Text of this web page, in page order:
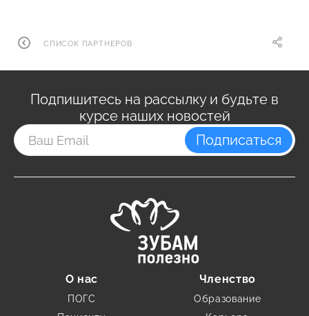
СПИСОК ПАРТНЕРОВ
Подпишитесь на рассылку и будьте в
курсе наших новостей
Подписаться
О нас
ПОГС
Членство
Образование